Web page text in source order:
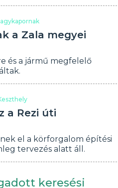
a Zala megyei
és a jármű megfelelő
a Rezi úti
el a körforgalom építési
tervezés alatt áll.
keresési